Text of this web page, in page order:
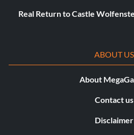
Real Return to Castle
ABOUT US
About
Contact us
Disclaimer